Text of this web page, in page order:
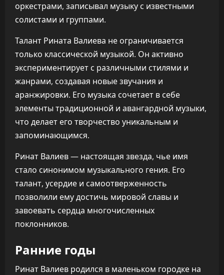
оркестрами, записывал музыку с известными
солистами и группами.
Талант Рината Валиева не ограничивается
только классической музыкой. Он активно
экспериментирует с различными стилями и
жанрами, создавая новые звучания и
аранжировки. Его музыка сочетает в себе
элементы традиционной и авангардной музыки,
что делает его творчество уникальным и
запоминающимся.
Ринат Валиев — настоящая звезда, чье имя
стало синонимом музыкального гения. Его
талант, усердие и самоотверженность
позволили ему достичь мировой славы и
завоевать сердца многочисленных
поклонников.
Ранние годы
Ринат Валиев родился в маленьком городке на